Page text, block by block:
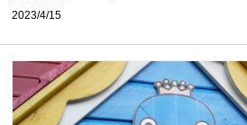
2023/4/15